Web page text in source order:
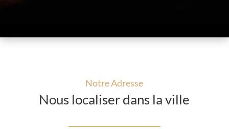
Notre Adresse
Nous localiser dans la ville